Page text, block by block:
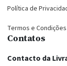
Política de
Termos e Condições
Contatos
Contacto da